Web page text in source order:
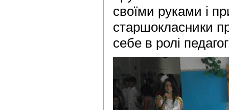
своїми руками і
старшокласники
себе в ролі